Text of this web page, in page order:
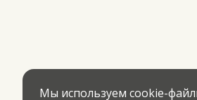
Мы используем cookie-